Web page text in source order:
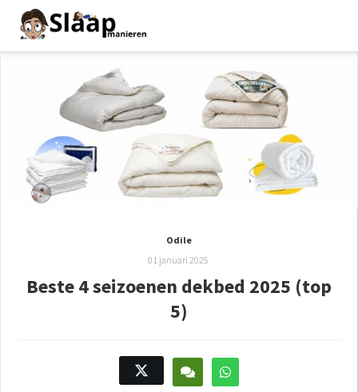
Odile
01 januari 2025
Beste 4 seizoenen dekbed 2025 (top
5)